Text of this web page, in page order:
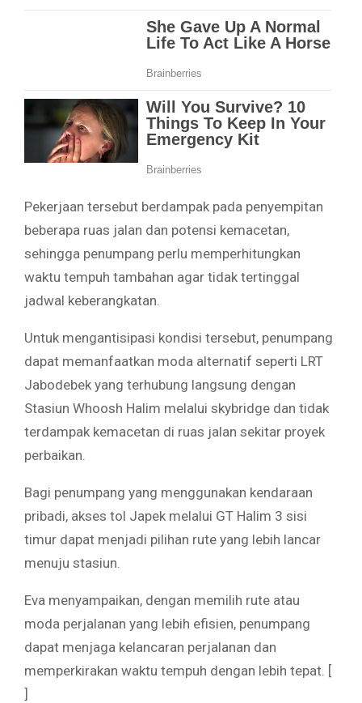
Pekerjaan tersebut berdampak pada penyempitan
beberapa ruas jalan dan potensi kemacetan,
sehingga penumpang perlu memperhitungkan
waktu tempuh tambahan agar tidak tertinggal
jadwal keberangkatan.
Untuk mengantisipasi kondisi tersebut, penumpang
dapat memanfaatkan moda alternatif seperti LRT
Jabodebek yang terhubung langsung dengan
Stasiun Whoosh Halim melalui skybridge dan tidak
terdampak kemacetan di ruas jalan sekitar proyek
perbaikan.
Bagi penumpang yang menggunakan kendaraan
pribadi, akses tol Japek melalui GT Halim 3 sisi
timur dapat menjadi pilihan rute yang lebih lancar
menuju stasiun.
Eva menyampaikan, dengan memilih rute atau
moda perjalanan yang lebih efisien, penumpang
dapat menjaga kelancaran perjalanan dan
memperkirakan waktu tempuh dengan lebih tepat. [
]